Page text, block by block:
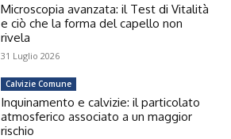
Microscopia avanzata: il Test di Vitalità
e ciò che la forma del capello non
rivela
31 Luglio 2026
Calvizie Comune
Inquinamento e calvizie: il particolato
atmosferico associato a un maggior
rischio